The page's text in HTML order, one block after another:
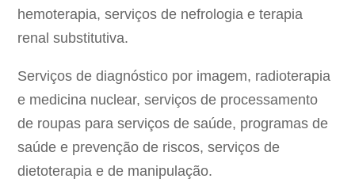
hemoterapia, serviços de nefrologia e terapia
renal substitutiva.
Serviços de diagnóstico por imagem, radioterapia
e medicina nuclear, serviços de processamento
de roupas para serviços de saúde, programas de
saúde e prevenção de riscos, serviços de
dietoterapia e de manipulação.